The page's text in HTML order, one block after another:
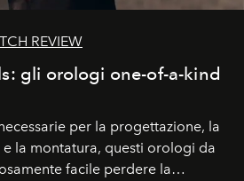
REVIEW
gli orologi one-of-a-kind
per la progettazione, la
la montatura, questi orologi da
facile perdere la